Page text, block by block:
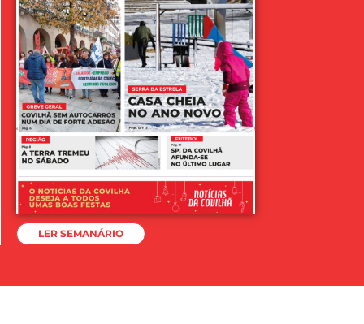
LER SEMANÁRIO